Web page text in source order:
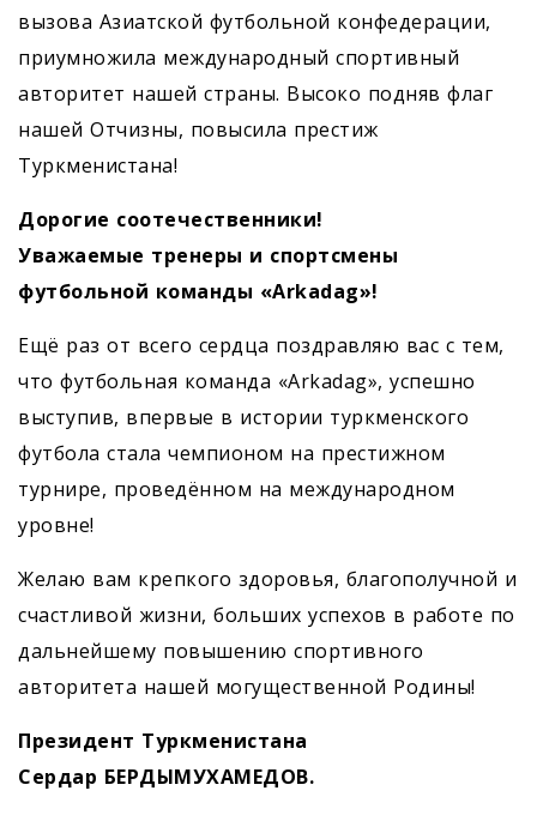
вызова Азиатской футбольной конфедерации,
приумножила международный спортивный
авторитет нашей страны. Высоко подняв флаг
нашей Отчизны, повысила престиж
Туркменистана!
Дорогие соотечественники!
Уважаемые тренеры и спортсмены
футбольной команды «Arkadag»!
Ещё раз от всего сердца поздравляю вас с тем,
что футбольная команда «Arkadag», успешно
выступив, впервые в истории туркменского
футбола стала чемпионом на престижном
турнире, проведённом на международном
уровне!
Желаю вам крепкого здоровья, благополучной и
счастливой жизни, больших успехов в работе по
дальнейшему повышению спортивного
авторитета нашей могущественной Родины!
Президент Туркменистана
Сердар БЕРДЫМУХАМЕДОВ.